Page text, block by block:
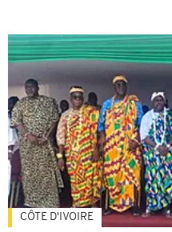
CÔTE D'IVOIRE